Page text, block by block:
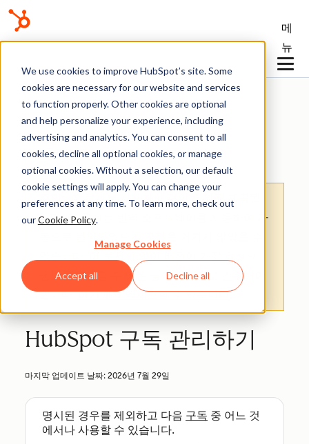
We use cookies to improve HubSpot’s site. Some
cookies are necessary for our website and services
to function properly. Other cookies are optional
and help personalize your experience, including
advertising and analytics. You can consent to all
cookies, decline all optional cookies, or manage
optional cookies. Without a selection, our default
cookie settings will apply. You can change your
preferences at any time. To learn more, check out
ourCookie Policy.
Manage Cookies
Accept all Decline all
메
뉴
기술 자료
청구
: 이 문서는 사용자의 편의를 위해 제공됩
니다.이 문서는 번역 소프트웨어를 사용하여 자
정보를 확인할 수 있는 공식 버전으로 간주해야
합니다.여기에서 액세스할 수 있습니다..
HubSpot 구독 관리하기
마지막 업데이트 날짜: 2026년 7월 29일
명시된 경우를 제외하고 다음 구독 중 어느 것
에서나 사용할 수 있습니다.